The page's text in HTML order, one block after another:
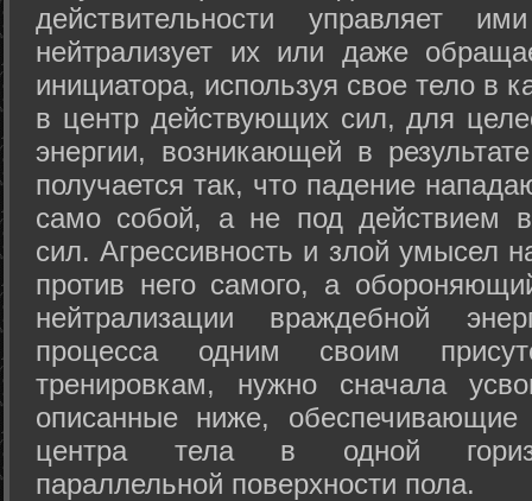
действительности управляет
нейтрализует их или даже
инициатора, используя свое тело в
в центр действующих сил, для
энергии, возникающей в
получается так, что падение
само собой, а не под действием
сил. Агрессивность и злой умысел
против него самого, а
нейтрализации враждебной
процесса одним своим
тренировкам, нужно сначала
описанные ниже, обеспечивающие
центра тела в одной
параллельной поверхности пола.